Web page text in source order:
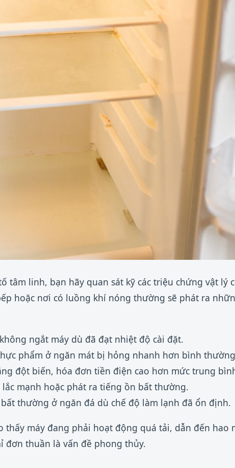
tâm linh, bạn hãy quan sát kỹ các triệu chứng vật lý
hoặc nơi có luồng khí nóng thường sẽ phát ra
ngắt máy dù đã đạt nhiệt độ cài đặt.
phẩm ở ngăn mát bị hỏng nhanh hơn bình
đột biến, hóa đơn tiền điện cao hơn mức trung
mạnh hoặc phát ra tiếng ồn bất thường.
thường ở ngăn đá dù chế độ làm lạnh đã ổn định.
thấy máy đang phải hoạt động quá tải, dẫn đến hao
đơn thuần là vấn đề phong thủy.